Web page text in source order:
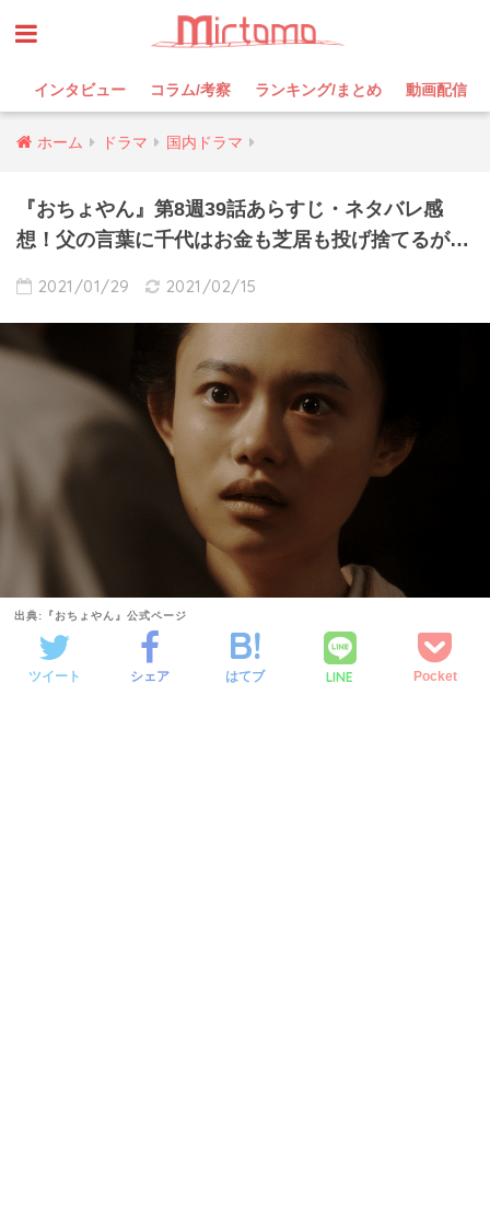
インタビュー コラム/考察 ランキング/まとめ 動画配信
ホーム ドラマ 国内ドラマ
『おちょやん』第8週39話あらすじ・ネタバレ感
想！父の言葉に千代はお金も芝居も投げ捨てるが…
2021/01/29 2021/02/15
出典:『おちょやん』公式ページ
ツイート シェア はてブ LINE Pocket